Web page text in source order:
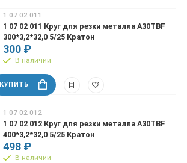
1 07 02 011
1 07 02 011 Круг для резки металла А30TBF
300*3,2*32,0 5/25 Кратон
300 ₽
В наличии
КУПИТЬ
1 07 02 012
1 07 02 012 Круг для резки металла А30TBF
400*3,2*32,0 5/25 Кратон
498 ₽
В наличии